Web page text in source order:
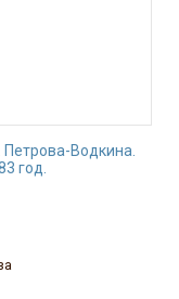
Водкина.
год.